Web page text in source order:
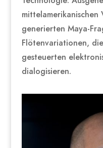
generierten Maya-
Flötenvariationen,
gesteuerten
dialogisieren.